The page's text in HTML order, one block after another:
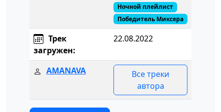
Ночной плейлист
Победитель Миксера
Трек
загружен:
22.08.2022
AMANAVA
Все треки
автора